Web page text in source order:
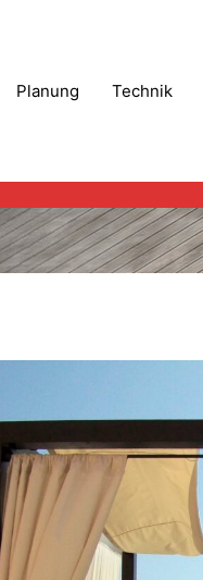
Planung Technik